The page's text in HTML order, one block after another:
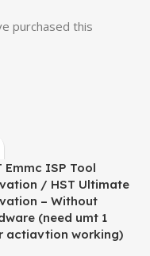
purchased this
Emmc ISP Tool
/ HST Ultimate
– Without
(need umt 1
actiavtion working)